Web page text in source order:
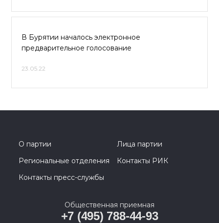
В Бурятии началось электронное
предварительное голосование
23.05.22
О партии
Лица партии
Региональные отделения
Контакты РИК
Контакты пресс-службы
Общественная приемная
+7 (495) 788-44-93